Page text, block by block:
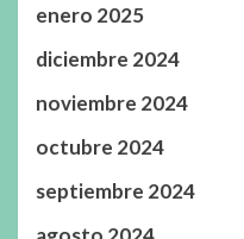
enero 2025
diciembre 2024
noviembre 2024
octubre 2024
septiembre 2024